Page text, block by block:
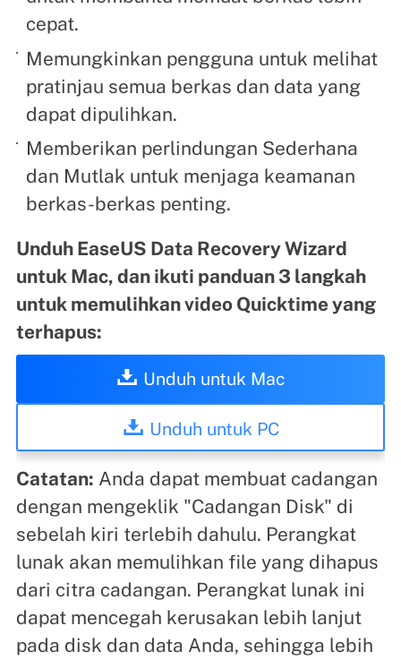
cepat.
Memungkinkan pengguna untuk melihat
pratinjau semua berkas dan data yang
dapat dipulihkan.
Memberikan perlindungan Sederhana
dan Mutlak untuk menjaga keamanan
berkas-berkas penting.
Unduh EaseUS Data Recovery Wizard
untuk Mac, dan ikuti panduan 3 langkah
untuk memulihkan video Quicktime yang
terhapus:
Unduh untuk Mac
Unduh untuk PC
Catatan: Anda dapat membuat cadangan
dengan mengeklik "Cadangan Disk" di
sebelah kiri terlebih dahulu. Perangkat
lunak akan memulihkan file yang dihapus
dari citra cadangan. Perangkat lunak ini
dapat mencegah kerusakan lebih lanjut
pada disk dan data Anda, sehingga lebih